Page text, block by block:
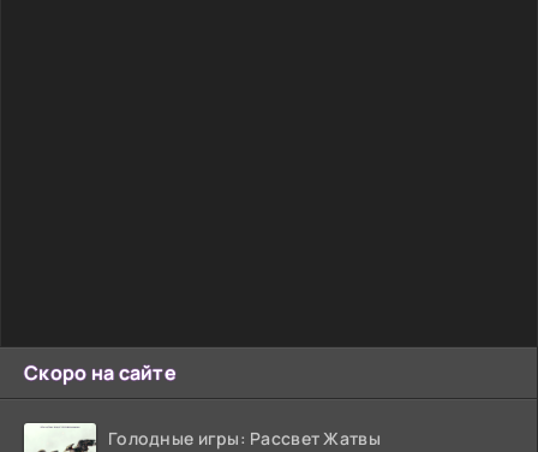
Скоро на сайте
Голодные игры: Рассвет Жатвы